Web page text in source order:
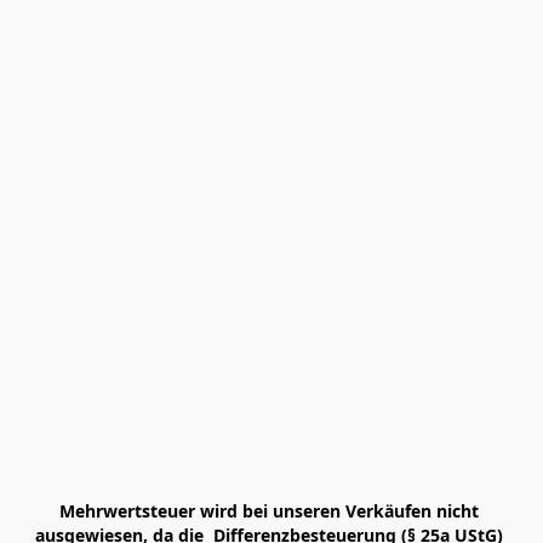
Mehrwertsteuer wird bei unseren Verkäufen nicht
ausgewiesen, da die  Differenzbesteuerung (§ 25a UStG)